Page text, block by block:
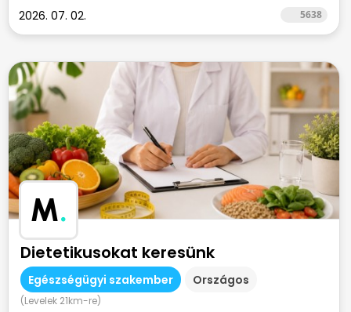
2026. 07. 02. 5638
M.
Dietetikusokat keresünk
Egészségügyi szakember Országos
(Levelek 21km-re)